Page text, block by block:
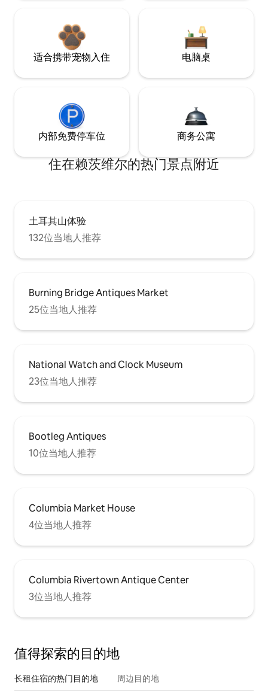
适合携带宠物入住 电脑桌
内部免费停车位 商务公寓
住在赖茨维尔的热门景点附近
土耳其山体验
132位当地人推荐
Burning Bridge Antiques Market
25位当地人推荐
National Watch and Clock Museum
23位当地人推荐
Bootleg Antiques
10位当地人推荐
Columbia Market House
4位当地人推荐
Columbia Rivertown Antique Center
3位当地人推荐
值得探索的目的地
长租住宿的热门目的地 周边目的地